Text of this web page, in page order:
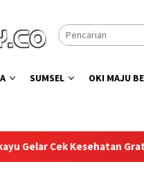
SUMSEL OKI MAJU
Pegawai dan Warga